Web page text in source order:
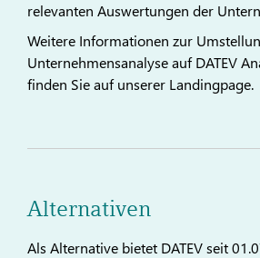
relevanten Auswertungen der
Weitere Informationen zur
Unternehmensanalyse auf DATEV
finden Sie auf unserer Landingpage.
Alternativen
Als Alternative bietet DATEV seit